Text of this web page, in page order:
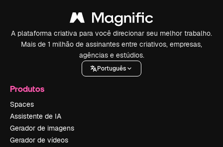
A plataforma criativa para você direcionar seu melhor trabalho.
Mais de 1 milhão de assinantes entre criativos, empresas,
agências e estúdios.
Português
Produtos
Spaces
Assistente de IA
Gerador de imagens
Gerador de vídeos